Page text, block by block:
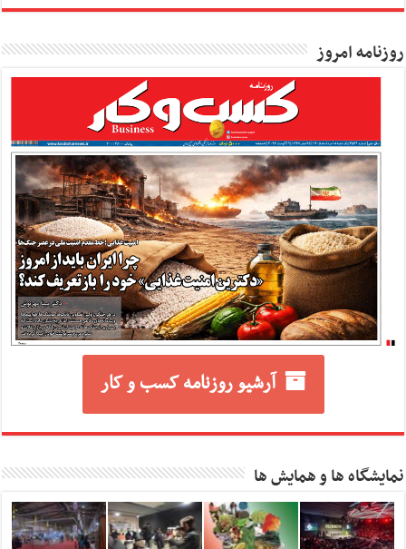
روزنامه امروز
آرشیو روزنامه کسب و کار
نمایشگاه ها و همایش ها